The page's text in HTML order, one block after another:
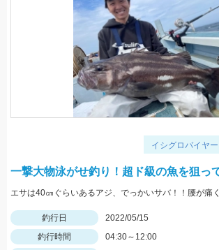
イシグロバイヤー
一撃大物泳がせ釣り！超ド級の魚を狙っ
釣行日
2022/05/15
釣行時間
04:30～12:00